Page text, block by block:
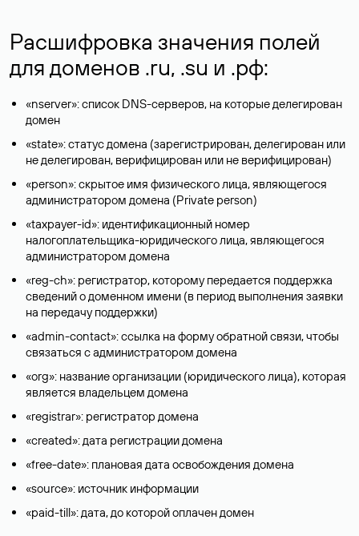
Расшифровка значения полей
для доменов .ru, .su и .рф:
«nserver»: список DNS-серверов, на которые делегирован
домен
«state»: статус домена (зарегистрирован, делегирован или
не делегирован, верифицирован или не верифицирован)
«person»: скрытое имя физического лица, являющегося
администратором домена (Privatе person)
«taxpayer-id»: идентификационный номер
налогоплательщика-юридического лица, являющегося
администратором домена
«reg-ch»: регистратор, которому передается поддержка
сведений о доменном имени (в период выполнения заявки
на передачу поддержки)
«admin-contact»: ссылка на форму обратной связи, чтобы
связаться с администратором домена
«org»: название организации (юридического лица), которая
является владельцем домена
«registrar»: регистратор домена
«created»: дата регистрации домена
«free-date»: плановая дата освобождения домена
«source»: источник информации
«paid-till»: дата, до которой оплачен домен